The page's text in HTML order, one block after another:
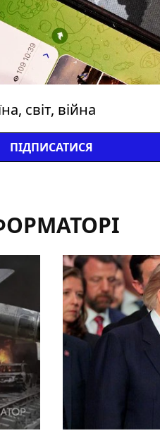
світ, війна
ПІДПИСАТИСЯ